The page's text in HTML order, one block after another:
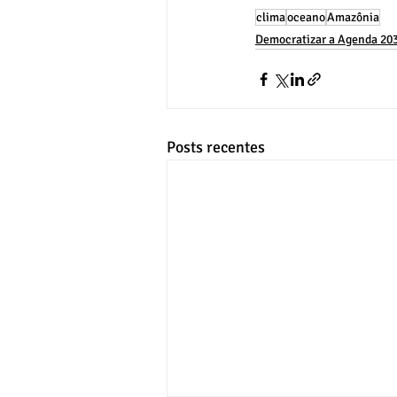
climaoceanoAmazônia
Democratizar a Agenda
Posts recentes